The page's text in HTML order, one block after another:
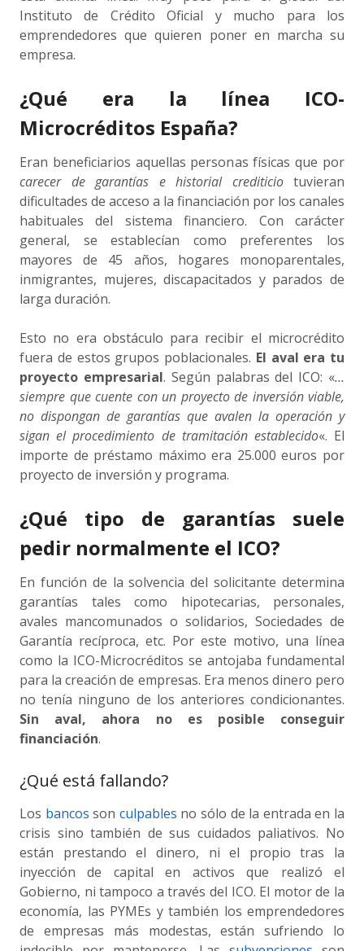
Instituto de Crédito Oficial y mucho para los
emprendedores que quieren poner en marcha su
empresa.
¿Qué era la línea ICO-
Microcréditos España?
Eran beneficiarios aquellas personas físicas que por
carecer de garantías e historial crediticiotuvieran
dificultades de acceso a la financiación por los canales
habituales del sistema financiero. Con carácter
general, se establecían como preferentes los
mayores de 45 años, hogares monoparentales,
inmigrantes, mujeres, discapacitados y parados de
larga duración.
Esto no era obstáculo para recibir el microcrédito
fuera de estos grupos poblacionales. El aval era tu
proyecto empresarial. Según palabras del ICO: «…
siempre que cuente con un proyecto de inversión viable,
no dispongan de garantías que avalen la operación y
sigan el procedimiento de tramitación establecido«. El
importe de préstamo máximo era 25.000 euros por
proyecto de inversión y programa.
¿Qué tipo de garantías suele
pedir normalmente el ICO?
En función de la solvencia del solicitante determina
garantías tales como hipotecarias, personales,
avales mancomunados o solidarios, Sociedades de
Garantía recíproca, etc. Por este motivo, una línea
como la ICO-Microcréditos se antojaba fundamental
para la creación de empresas. Era menos dinero pero
no tenía ninguno de los anteriores condicionantes.
Sin aval, ahora no es posible conseguir
financiación.
¿Qué está fallando?
Los bancos son culpables no sólo de la entrada en la
crisis sino también de sus cuidados paliativos. No
están prestando el dinero, ni el propio tras la
inyección de capital en activos que realizó el
Gobierno, ni tampoco a través del ICO. El motor de la
economía, las PYMEs y también los emprendedores
de empresas más modestas, están sufriendo lo